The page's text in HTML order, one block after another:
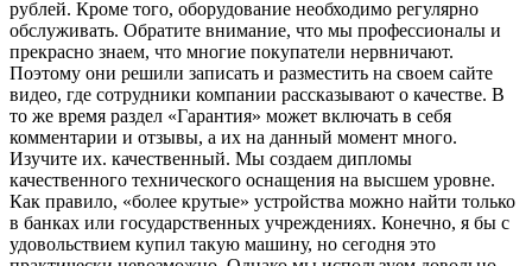
рублей. Кроме того, оборудование необходимо регулярно
обслуживать. Обратите внимание, что мы профессионалы и
прекрасно знаем, что многие покупатели нервничают.
Поэтому они решили записать и разместить на своем сайте
видео, где сотрудники компании рассказывают о качестве. В
то же время раздел «Гарантия» может включать в себя
комментарии и отзывы, а их на данный момент много.
Изучите их. качественный. Мы создаем дипломы
качественного технического оснащения на высшем уровне.
Как правило, «более крутые» устройства можно найти только
в банках или государственных учреждениях. Конечно, я бы с
удовольствием купил такую машину, но сегодня это